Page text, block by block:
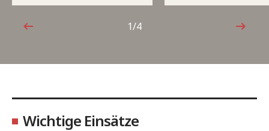
1von4
1/4
Wichtige Einsätze